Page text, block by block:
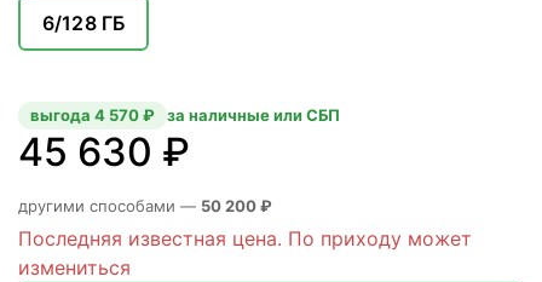
6/128 ГБ
45 630 ₽
выгода 4 570 ₽ за наличные или СБП
другими способами — 50 200 ₽
Последняя известная цена. По приходу может
измениться